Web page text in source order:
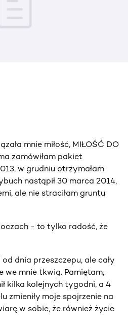
mnie miłość, MIŁOŚĆ DO
zamówiłam pakiet
w grudniu otrzymałam
nastąpił 30 marca 2014,
ale nie straciłam gruntu
oczach - to tylko radość, że
dnia przeszczepu, ale cały
we mnie tkwią. Pamiętam,
kilka kolejnych tygodni, a 4
zmieniły moje spojrzenie na
w sobie, że również życie